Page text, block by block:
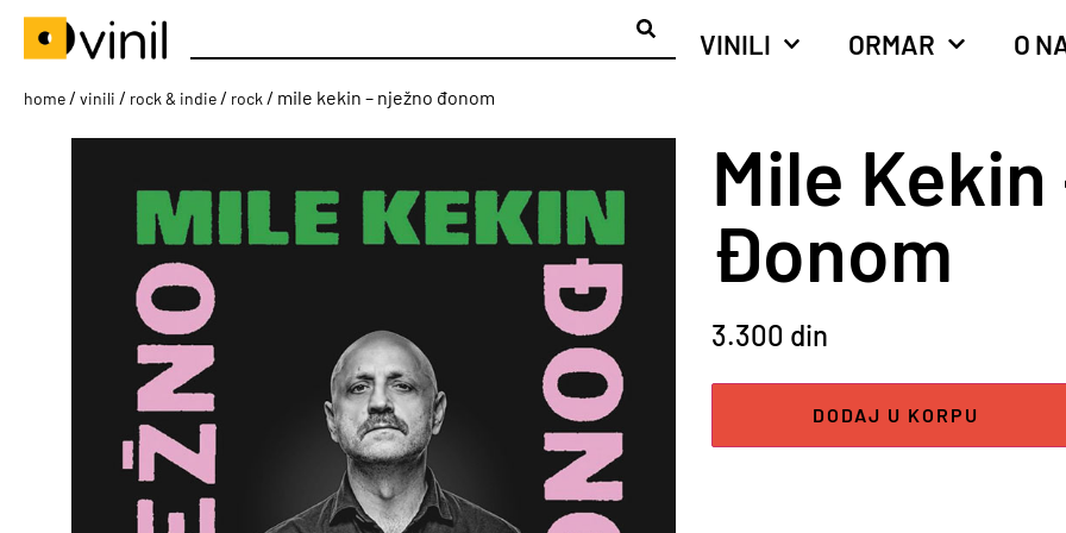
VINILI ORMAR O
home / vinili / rock & indie / rock / mile kekin – nježno đonom
Mile
Đonom
3.300 din
DODAJ U KORPU